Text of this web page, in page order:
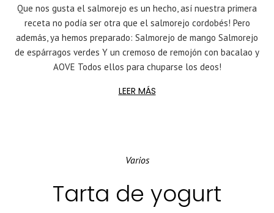
Que nos gusta el salmorejo es un hecho, así nuestra primera
receta no podía ser otra que el salmorejo cordobés! Pero
además, ya hemos preparado: Salmorejo de mango Salmorejo
de espárragos verdes Y un cremoso de remojón con bacalao y
AOVE Todos ellos para chuparse los deos!
LEER MÁS
Varios
Tarta de yogurt